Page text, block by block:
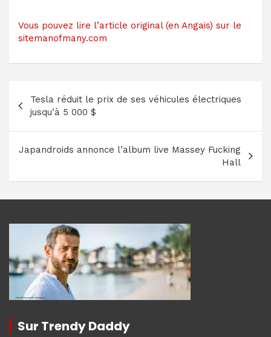
Vous pouvez lire l’article original (en Angais) sur le
sitemanofmany.com
Navigation
de
l’article
Tesla réduit le prix de ses véhicules électriques
jusqu’à 5 000 $
Japandroids annonce l’album live Massey Fucking
Hall
Sur Trendy Daddy